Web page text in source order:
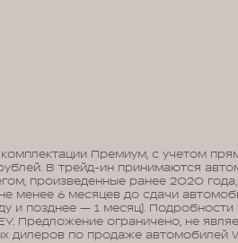
Премиум, с учетом
В трейд-ин принимаются
произведенные ранее 2020
менее 6 месяцев до сдачи
и позднее — 1 месяц). Подробности
Предложение ограничено, не
дилеров по продаже автомобилей